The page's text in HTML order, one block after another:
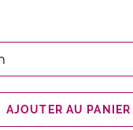
AJOUTER AU PANIER